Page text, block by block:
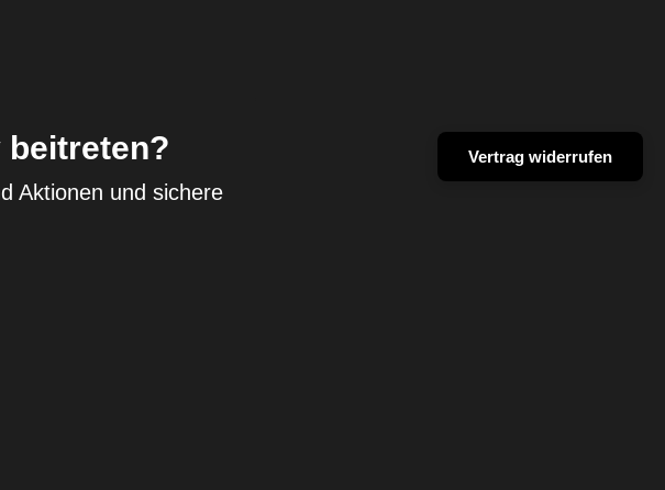
beitreten?
Aktionen und sichere
Vertrag widerrufen